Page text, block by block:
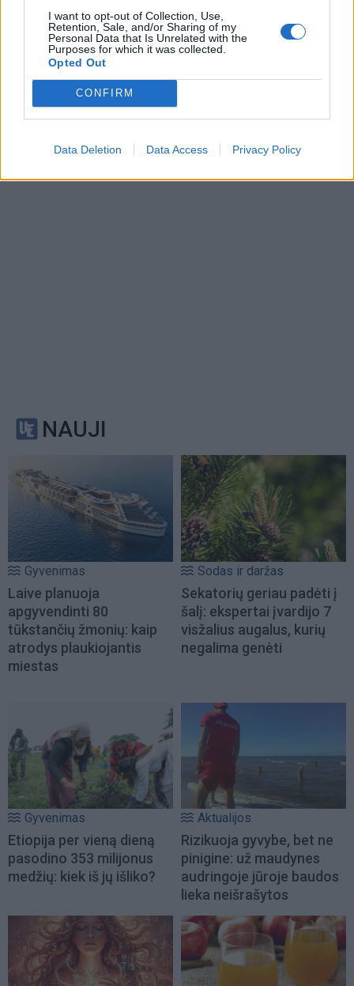
I want to opt-out of Collection, Use,
Retention, Sale, and/or Sharing of my
Personal Data that Is Unrelated with the
Purposes for which it was collected.
Opted Out
CONFIRM
Data Deletion Data Access Privacy Policy
Lietuva
Čmilytė-Nielsen
neatmeta idėjos
prezidentus(23)
Lietuva
nuverstų medžių į
50 kartų
NAUJI
Gyvenimas
Laive planuoja
apgyvendinti 80
tūkstančių žmonių: kaip
atrodys plaukiojantis
miestas
Sodas ir daržas
Sekatorių geriau padėti į
šalį: ekspertai įvardijo 7
visžalius augalus, kurių
negalima genėti
Gyvenimas
Etiopija per vieną dieną
pasodino 353 milijonus
medžių: kiek iš jų išliko?
Aktualijos
Rizikuoja gyvybe, bet ne
pinigine: už maudynes
audringoje jūroje baudos
lieka neišrašytos